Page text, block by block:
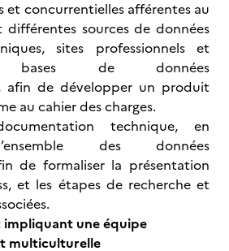
et concurrentielles afférentes au
sources de données
sites professionnels et
bases de données
afin de développer un produit
au cahier des charges.
technique, en
des données
de formaliser la présentation
et les étapes de recherche et
impliquant une équipe
multiculturelle